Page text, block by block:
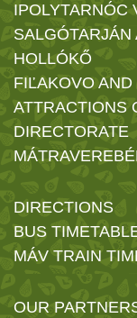
IPOLYTARNÓC
HOLLÓKŐ
FIĽAKOVO
ATTRACTIONS
DIRECTORATE
DIRECTIONS
BUS
MÁV TRAIN
OUR